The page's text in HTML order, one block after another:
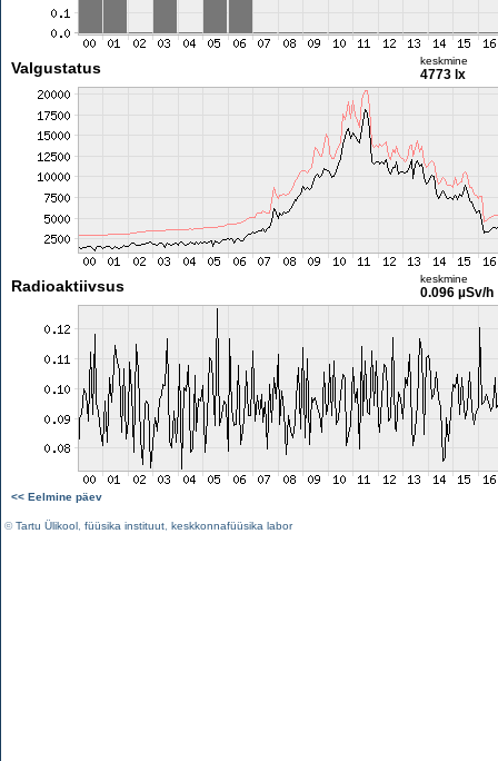
Valgustatus keskmine
4773 lx
Radioaktiivsus keskmine
0.096 µSv/h
<< Eelmine päev
©Tartu Ülikool füüsika instituut keskkonnafüüsika labor